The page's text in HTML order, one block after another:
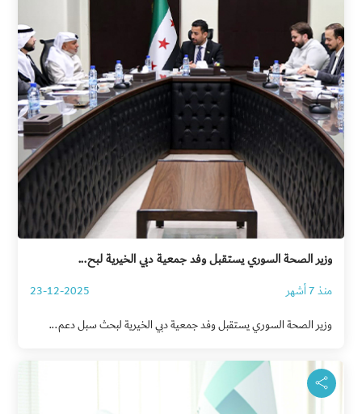
وزير الصحة السوري يستقبل وفد جمعية دبي الخيرية لبح...
منذ 7 أشهر
23-12-2025
وزير الصحة السوري يستقبل وفد جمعية دبي الخيرية لبحث سبل دعم...